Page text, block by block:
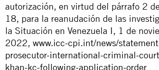
autorización, en virtud del párrafo 2
18, para la reanudación de las
la Situación en Venezuela I, 1 de
2022, www.icc-cpi.int/news/
prosecutor-international-criminal-
khan-kc-following-application-order